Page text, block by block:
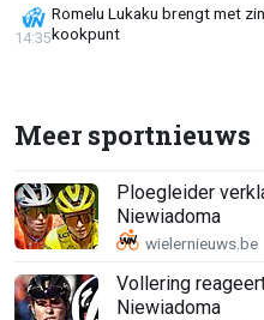
Romelu Lukaku brengt met
kookpunt
14:35
Meer sportnieuws
Ploegleider
Niewiadoma
Vollering
Niewiadoma